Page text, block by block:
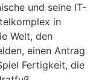
und seine IT-
in
Welt, den
einen Antrag
Fertigkeit, die